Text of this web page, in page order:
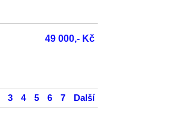
49 000,- Kč
3 4 5 6 7 Další